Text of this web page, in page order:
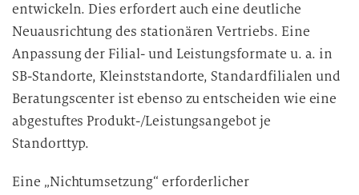
entwickeln. Dies erfordert auch eine deutliche
Neuausrichtung des stationären Vertriebs. Eine
Anpassung der Filial- und Leistungsformate u. a. in
SB-Standorte, Kleinststandorte, Standardfilialen und
Beratungscenter ist ebenso zu entscheiden wie eine
abgestuftes Produkt-/Leistungsangebot je
Standorttyp.
Eine „Nichtumsetzung“ erforderlicher